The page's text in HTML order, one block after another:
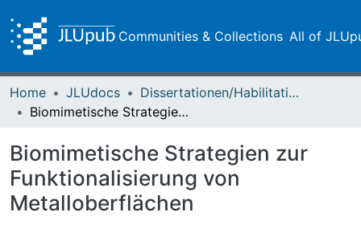
Communities & Collections All of
Home JLUdocs
Dissertationen/Habilitationen
Biomimetische Strategien zur Funktionalisierung von Metalloberflächen
Biomimetische Strategien zur
Funktionalisierung von
Metalloberflächen